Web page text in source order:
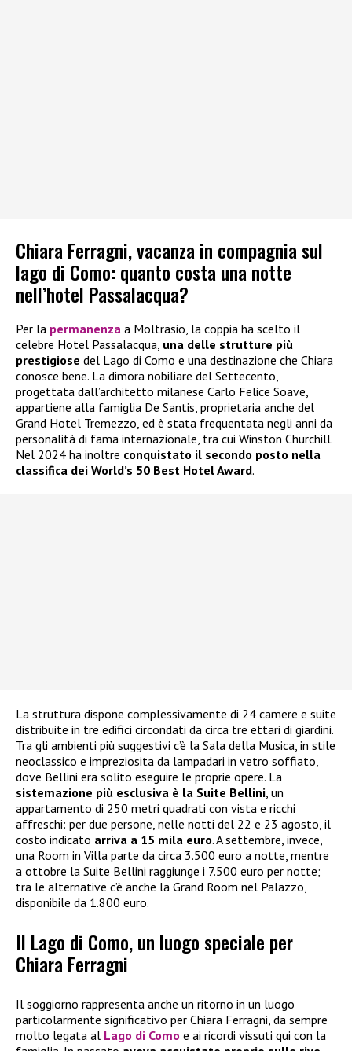
Chiara Ferragni, vacanza in compagnia sul
lago di Como: quanto costa una notte
nell’hotel Passalacqua?
Per la permanenza a Moltrasio, la coppia ha scelto il
celebre Hotel Passalacqua, una delle strutture più
prestigiose del Lago di Como e una destinazione che Chiara
conosce bene. La dimora nobiliare del Settecento,
progettata dall’architetto milanese Carlo Felice Soave,
appartiene alla famiglia De Santis, proprietaria anche del
Grand Hotel Tremezzo, ed è stata frequentata negli anni da
personalità di fama internazionale, tra cui Winston Churchill.
Nel 2024 ha inoltre conquistato il secondo posto nella
classifica dei World’s 50 Best Hotel Award.
La struttura dispone complessivamente di 24 camere e suite
distribuite in tre edifici circondati da circa tre ettari di giardini.
Tra gli ambienti più suggestivi c’è la Sala della Musica, in stile
neoclassico e impreziosita da lampadari in vetro soffiato,
dove Bellini era solito eseguire le proprie opere. La
sistemazione più esclusiva è la Suite Bellini, un
appartamento di 250 metri quadrati con vista e ricchi
affreschi: per due persone, nelle notti del 22 e 23 agosto, il
costo indicato arriva a 15 mila euro. A settembre, invece,
una Room in Villa parte da circa 3.500 euro a notte, mentre
a ottobre la Suite Bellini raggiunge i 7.500 euro per notte;
tra le alternative c’è anche la Grand Room nel Palazzo,
disponibile da 1.800 euro.
Il Lago di Como, un luogo speciale per
Chiara Ferragni
Il soggiorno rappresenta anche un ritorno in un luogo
particolarmente significativo per Chiara Ferragni, da sempre
molto legata al Lago di Como e ai ricordi vissuti qui con la